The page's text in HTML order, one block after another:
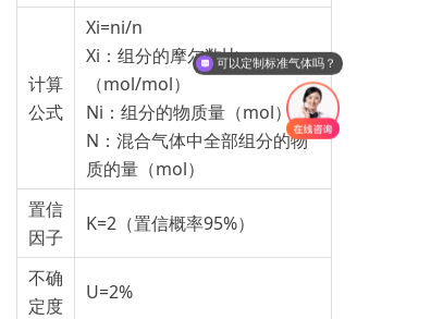
计算
公式
Xi=ni/n
Xi：组分的摩尔数比
（mol/mol）
Ni：组分的物质量（mol）
N：混合气体中全部组分的物
质的量（mol）
置信
因子
K=2（置信概率95%）
不确
定度
U=2%
可以定制标准气体吗？